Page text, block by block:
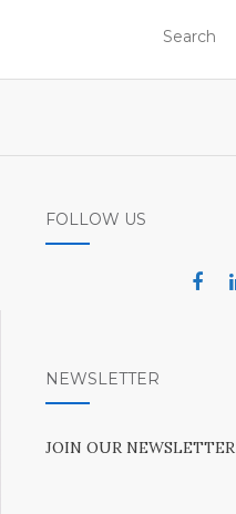
FOLLOW US
NEWSLETTER
JOIN OUR NEWSLETTER